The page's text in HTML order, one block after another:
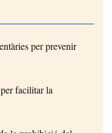
per prevenir
facilitar la